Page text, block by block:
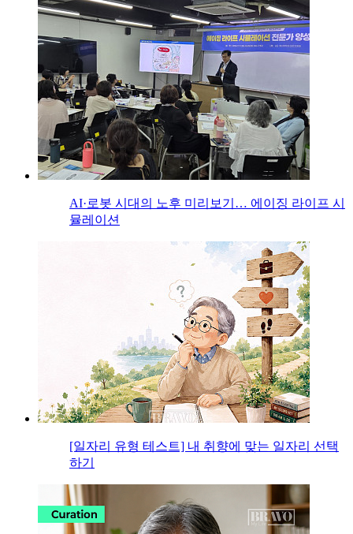
AI·로봇 시대의 노후 미리보기… 에이징 라이프 시
뮬레이션
[일자리 유형 테스트] 내 취향에 맞는 일자리 선택
하기